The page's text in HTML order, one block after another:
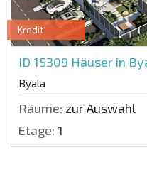
Kredit
ID 15309 Häuser in
Byala
Räume: zur Auswahl
Etage: 1